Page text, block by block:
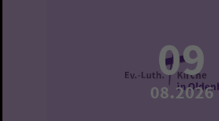
09
08.2026